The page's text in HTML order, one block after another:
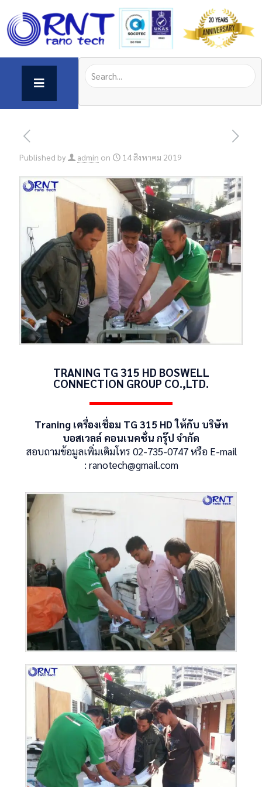
Published by admin on 14 สิงหาคม 2019
TRANING TG 315 HD BOSWELL
CONNECTION GROUP CO.,LTD.
Traning เครื่องเชื่อม TG 315 HD ให้กับ บริษัท
บอสเวลล์ คอนเนคชั่น กรุ๊ป จำกัด
สอบถามข้อมูลเพิ่มเติมโทร 02-735-0747 หรือ E-mail
: ranotech@gmail.com